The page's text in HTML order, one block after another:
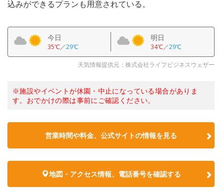
込みができるプランも用意されている。
今日
35℃／29℃
明日
34℃／29℃
天気情報提供元：株式会社ライフビジネスウェザー
※施設やイベントが休園・中止になっている場合がありま
す。おでかけの際は事前にご確認ください。
営業時間や料金、公式サイトの情報を見る
地図・アクセス情報、電話番号を確認する